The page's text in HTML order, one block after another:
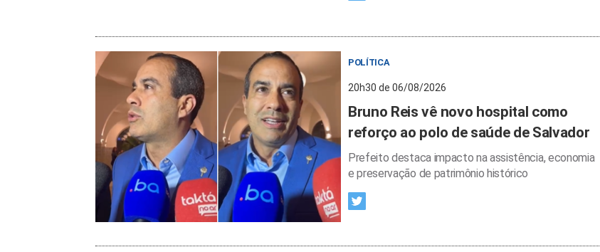
POLÍTICA
20h30 de 06/08/2026
Bruno Reis vê novo hospital como
reforço ao polo de saúde de Salvador
Prefeito destaca impacto na assistência, economia
e preservação de patrimônio histórico